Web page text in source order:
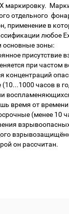
маркировку.
отдельного
применение в
любое
основные зоны:
при частом
(10...1000 часов в
время от
(менее 10
он рассчитан.